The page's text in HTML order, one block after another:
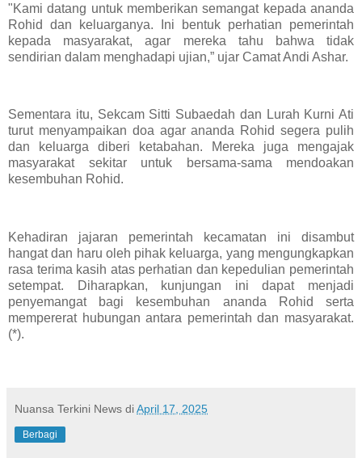
"Kami datang untuk memberikan semangat kepada ananda
Rohid dan keluarganya. Ini bentuk perhatian pemerintah
kepada masyarakat, agar mereka tahu bahwa tidak
sendirian dalam menghadapi ujian,” ujar Camat Andi Ashar.
Sementara itu, Sekcam Sitti Subaedah dan Lurah Kurni Ati
turut menyampaikan doa agar ananda Rohid segera pulih
dan keluarga diberi ketabahan. Mereka juga mengajak
masyarakat sekitar untuk bersama-sama mendoakan
kesembuhan Rohid.
Kehadiran jajaran pemerintah kecamatan ini disambut
hangat dan haru oleh pihak keluarga, yang mengungkapkan
rasa terima kasih atas perhatian dan kepedulian pemerintah
setempat. Diharapkan, kunjungan ini dapat menjadi
penyemangat bagi kesembuhan ananda Rohid serta
mempererat hubungan antara pemerintah dan masyarakat.
(*).
Nuansa Terkini News diApril 17, 2025
Berbagi